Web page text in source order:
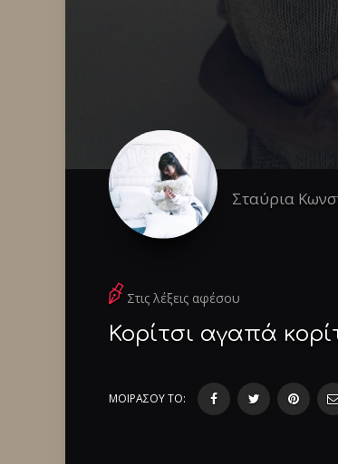
Σταύρια
Στις λέξεις αφέσου
Κορίτσι αγαπά
ΜΟΙΡΑΣΟΥ ΤΟ: